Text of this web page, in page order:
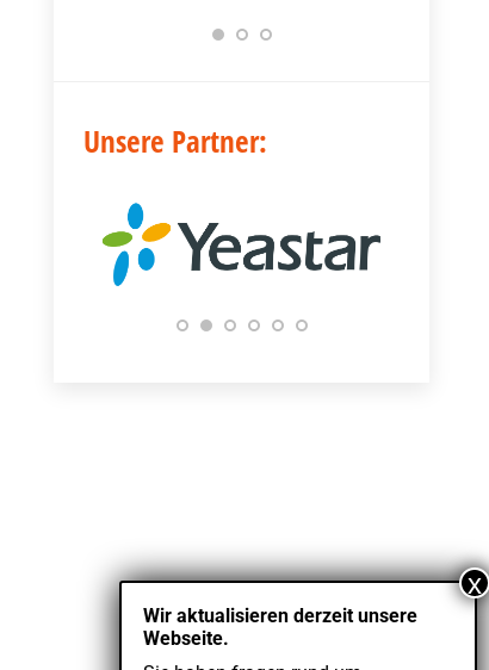
Unsere Partner:
Kontakt
Impressum
Datenschutz
Wir aktualisieren derzeit unsere
Webseite.